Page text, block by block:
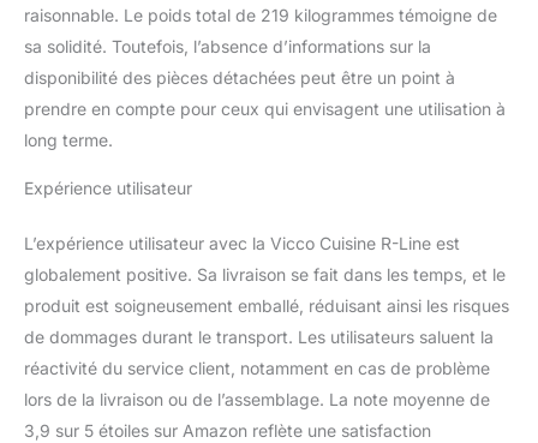
raisonnable. Le poids total de 219 kilogrammes témoigne de
sa solidité. Toutefois, l’absence d’informations sur la
disponibilité des pièces détachées peut être un point à
prendre en compte pour ceux qui envisagent une utilisation à
long terme.
Expérience utilisateur
L’expérience utilisateur avec la Vicco Cuisine R-Line est
globalement positive. Sa livraison se fait dans les temps, et le
produit est soigneusement emballé, réduisant ainsi les risques
de dommages durant le transport. Les utilisateurs saluent la
réactivité du service client, notamment en cas de problème
lors de la livraison ou de l’assemblage. La note moyenne de
3,9 sur 5 étoiles sur Amazon reflète une satisfaction